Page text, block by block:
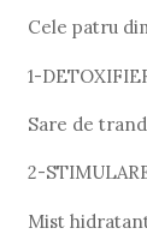
Cele patru
1-
Sare de
2-
Mist